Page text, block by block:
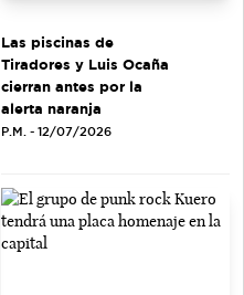
Las piscinas de
Tiradores y Luis Ocaña
cierran antes por la
alerta naranja
P.M. - 12/07/2026